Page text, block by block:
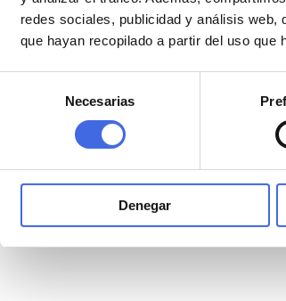
redes sociales, publicidad y análisis web,
que hayan recopilado a partir del uso que
consentimiento
Necesarias
Denegar
– El REA integrará
de higiene en la
– Enel CUE, los
generalesdel cultivo en
Paramás información: